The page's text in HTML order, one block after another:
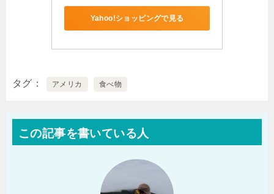
Yahoo!ショッピングで見る
タグ アメリカ 食べ物
この記事を書いている人